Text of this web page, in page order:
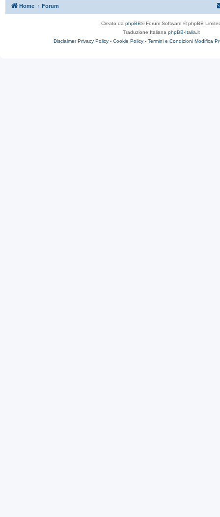
Home Forum
Creato da phpBB® Forum Software © phpBB
Traduzione Italiana phpBB-Italia.it
Disclaimer Privacy Policy - Cookie Policy - Termini e Condizioni Modifica